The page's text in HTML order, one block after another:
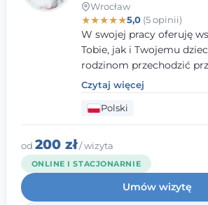
Wrocław
★★★★★5,0(5 opinii)
W swojej pracy oferuję
Tobie, jak i Twojemu
rodzinom przechodzić
momenty, opierając
wzajemnym zaufaniu i
komunikacji. Posiadam
pracy z dziećmi i
z różnorodnymi
emocjonalnymi oraz
Czytaj więcej
Polski
od 200 zł/ wizyta
ONLINE I STACJONARNIE
Umów wizytę